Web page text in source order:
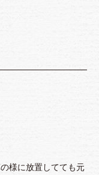
様に放置してても元